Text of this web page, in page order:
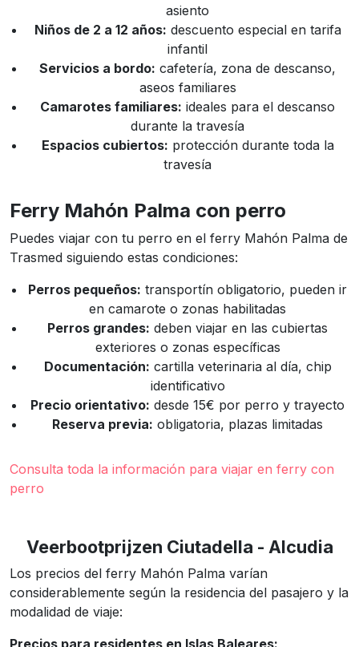
asiento
Niños de 2 a 12 años: descuento especial en tarifa
infantil
Servicios a bordo: cafetería, zona de descanso,
aseos familiares
Camarotes familiares: ideales para el descanso
durante la travesía
Espacios cubiertos: protección durante toda la
travesía
Ferry Mahón Palma con perro
Puedes viajar con tu perro en el ferry Mahón Palma de
Trasmed siguiendo estas condiciones:
Perros pequeños: transportín obligatorio, pueden ir
en camarote o zonas habilitadas
Perros grandes: deben viajar en las cubiertas
exteriores o zonas específicas
Documentación: cartilla veterinaria al día, chip
identificativo
Precio orientativo: desde 15€ por perro y trayecto
Reserva previa: obligatoria, plazas limitadas
Consulta toda la información para viajar en ferry con
perro
Veerbootprijzen Ciutadella - Alcudia
Los precios del ferry Mahón Palma varían
considerablemente según la residencia del pasajero y la
modalidad de viaje:
Precios para residentes en Islas Baleares: